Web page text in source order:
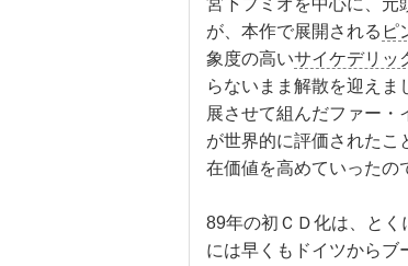
宮下フミオを中心に、元
が、本作で展開される ピ
象度の高いサイケデリッ
らないまま解散を迎えま
展させて組んだファー・
が世界的に評価されたこ
在価値を高めていったの
89年の初ＣＤ化は、と
には早くもドイツからブ